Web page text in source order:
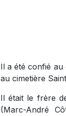
Il a été confié au
au cimetière
Il était le frère
(Marc-André